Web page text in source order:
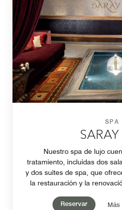
SPA
SARAY
Nuestro spa de lujo
tratamiento, incluidas dos
y dos suites de spa, que
la restauración y la
años, mientras que los
Reservar